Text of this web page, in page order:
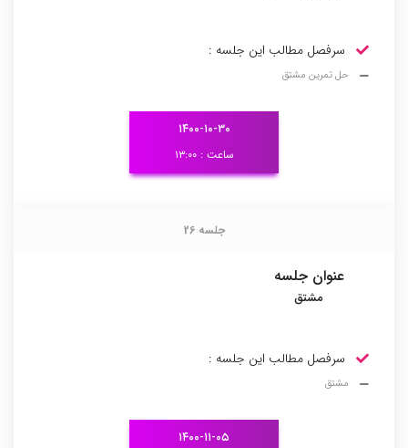
سرفصل مطالب این جلسه :
حل تمرین مشتق
۱۴۰۰-۱۰-۳۰
ساعت : ۱۳:۰۰
جلسه 26جلسه 26
عنوان جلسه
مشتق
سرفصل مطالب این جلسه :
مشتق
۱۴۰۰-۱۱-۰۵